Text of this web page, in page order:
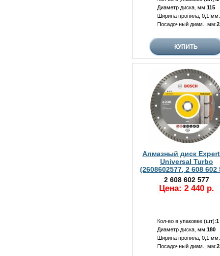
Диаметр диска, мм:115
Ширина пропила, 0,1
Посадочный диам., мм:
Алмазный диск
Universal Turbo
(2608602577, 2 608 602
2 608 602 577
Цена: 2 440 р.
Кол-во в упаковке (шт):1
Диаметр диска, мм:180
Ширина пропила, 0,1
Посадочный диам., мм: